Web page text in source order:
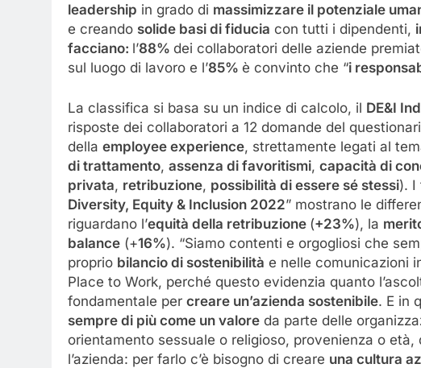
leadership in grado di massimizzare il potenziale
e creando solide basi di fiducia con tutti i dipendenti,
facciano: l’88% dei collaboratori delle aziende
sul luogo di lavoro e l’85% è convinto che “i
La classifica si basa su un indice di calcolo, il DE&I
risposte dei collaboratori a 12 domande del
della employee experience, strettamente legati al
di trattamento, assenza di favoritismi, capacità di
privata, retribuzione, possibilità di essere sé stessi). I
Diversity, Equity & Inclusion 2022” mostrano le
riguardano l’equità della retribuzione (+23%), la
balance (+16%). “Siamo contenti e orgogliosi che
proprio bilancio di sostenibilità e nelle comunicazioni
Place to Work, perché questo evidenzia quanto
fondamentale per creare un’azienda sostenibile. E in
sempre di più come un valore da parte delle
orientamento sessuale o religioso, provenienza o
l’azienda: per farlo c’è bisogno di creare una cultura